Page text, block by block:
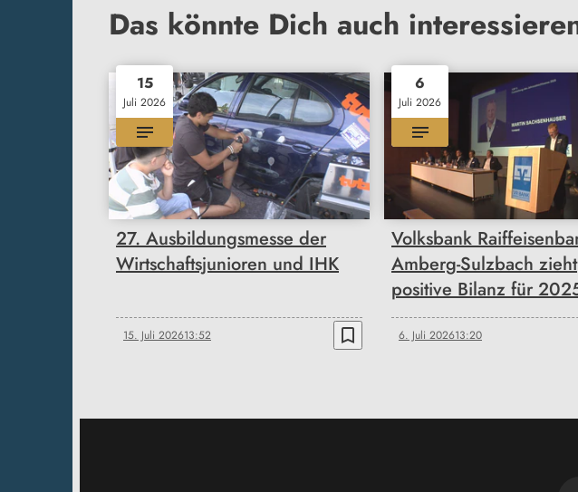
Das könnte Dich auch
15
Juli 2026
27. Ausbildungsmesse der
Wirtschaftsjunioren und IHK
15. Juli 202613:52 bookmark_border
6
Juli 2026
Volksbank
Amberg-Sulzbach zieht
positive Bilanz für
6. Juli 202613:20